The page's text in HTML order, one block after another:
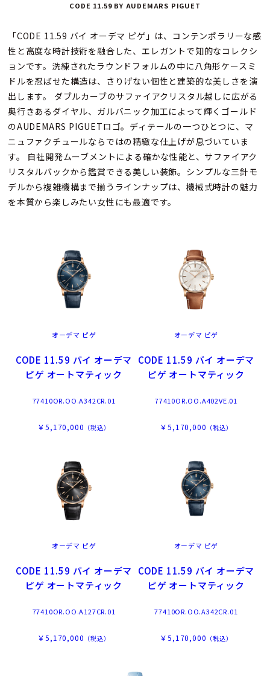
CODE 11.59 BY AUDEMARS PIGUET
「CODE 11.59 バイ オーデマ ピゲ」は、コンテンポラリーな感
性と高度な時計技術を融合した、エレガントで知的なコレクシ
ョンです。洗練されたラウンドフォルムの中に八角形ケースミ
ドルを忍ばせた構造は、さりげない個性と建築的な美しさを演
出します。 ダブルカーブのサファイアクリスタル越しに広がる
奥行きあるダイヤル、ガルバニック加工によって輝くゴールド
のAUDEMARS PIGUETロゴ。ディテールの一つひとつに、マ
ニュファクチュールならではの精緻な仕上げが息づいていま
す。 自社開発ムーブメントによる確かな性能と、サファイアク
リスタルバックから鑑賞できる美しい装飾。シンプルな三針モ
デルから複雑機構まで揃うラインナップは、機械式時計の魅力
を本質から楽しみたい女性にも最適です。
オーデマ ピゲ
CODE 11.59 バイ オーデマ
ピゲ オートマティック
77410OR.OO.A342CR.01
￥5,170,000 （税込）
オーデマ ピゲ
CODE 11.59 バイ オーデマ
ピゲ オートマティック
77410OR.OO.A402VE.01
￥5,170,000 （税込）
オーデマ ピゲ
CODE 11.59 バイ オーデマ
ピゲ オートマティック
77410OR.OO.A127CR.01
￥5,170,000 （税込）
オーデマ ピゲ
CODE 11.59 バイ オーデマ
ピゲ オートマティック
77410OR.OO.A342CR.01
￥5,170,000 （税込）